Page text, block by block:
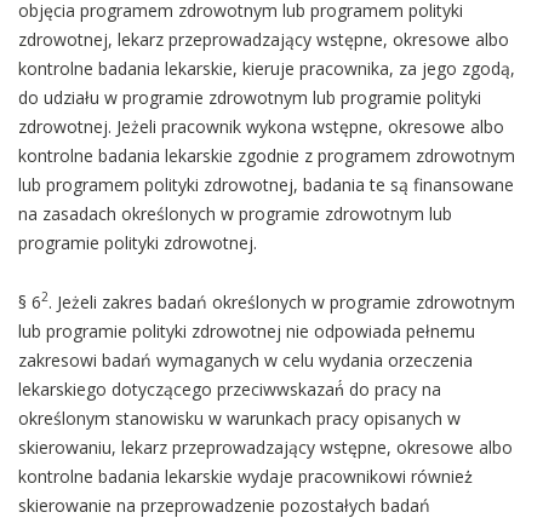
objęcia programem zdrowotnym lub programem polityki
zdrowotnej, lekarz przeprowadzający wstępne, okresowe albo
kontrolne badania lekarskie, kieruje pracownika, za jego zgodą,
do udziału w programie zdrowotnym lub programie polityki
zdrowotnej. Jeżeli pracownik wykona wstępne, okresowe albo
kontrolne badania lekarskie zgodnie z programem zdrowotnym
lub programem polityki zdrowotnej, badania te są finansowane
na zasadach określonych w programie zdrowotnym lub
programie polityki zdrowotnej.
§ 62. Jeżeli zakres badań określonych w programie zdrowotnym
lub programie polityki zdrowotnej nie odpowiada pełnemu
zakresowi badań wymaganych w celu wydania orzeczenia
lekarskiego dotyczącego przeciwwskazań́ do pracy na
określonym stanowisku w warunkach pracy opisanych w
skierowaniu, lekarz przeprowadzający wstępne, okresowe albo
kontrolne badania lekarskie wydaje pracownikowi również̇
skierowanie na przeprowadzenie pozostałych badań